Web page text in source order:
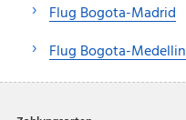
Flug Bogota-Madrid
Flug Bogota-Medellin